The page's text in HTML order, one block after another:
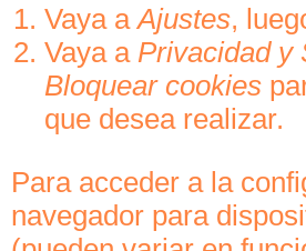
Vaya aAjustes,
Vaya a Privacidad y
Bloquear cookies
que desea realizar.
Para acceder a la
navegador para